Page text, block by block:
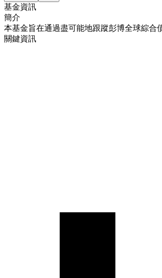
基金資訊
簡介
本基金旨在通過盡可能地跟蹤彭博全球綜合
關鍵資訊